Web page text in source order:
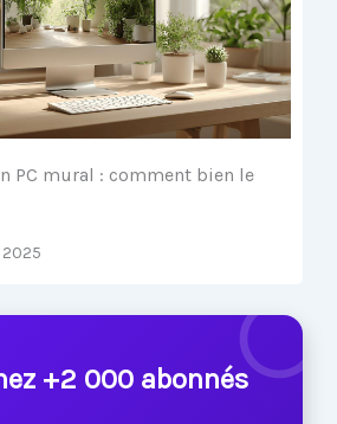
PC mural : comment bien le
+2 000 abonnés